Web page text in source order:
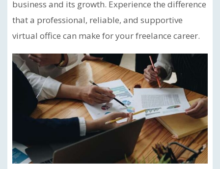
business and its growth. Experience the difference
that a professional, reliable, and supportive
virtual office can make for your freelance career.